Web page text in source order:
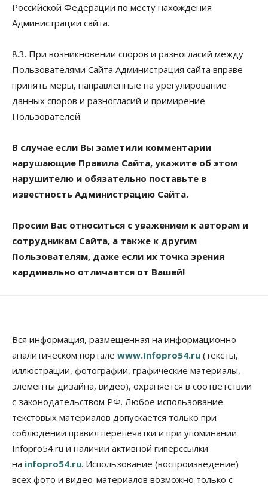
Российской Федерации по месту нахождения
Администрации сайта.
8.3. При возникновении споров и разногласий между
Пользователями Сайта Администрация сайта вправе
принять меры, направленные на урегулирование
данных споров и разногласий и примирение
Пользователей.
В случае если Вы заметили комментарии
нарушающие Правила Сайта, укажите об этом
нарушителю и обязательно поставьте в
известность Администрацию Сайта.
Просим Вас относиться с уважением к авторам и
сотрудникам Сайта, а также к другим
Пользователям, даже если их точка зрения
кардинально отличается от Вашей!
Вся информация, размещенная на информационно-
аналитическом портале www.Infopro54.ru (тексты,
иллюстрации, фотографии, графические материалы,
элементы дизайна, видео), охраняется в соответствии
с законодательством РФ. Любое использование
текстовых материалов допускается только при
соблюдении правил перепечатки и при упоминании
Infopro54.ru и наличии активной гиперссылки
на infopro54.ru. Использование (воспроизведение)
всех фото и видео-материалов возможно только с